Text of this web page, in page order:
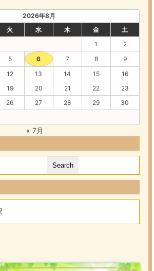
2026年8月
火 水 木 金
土
1
2
5 6 7 8
9
12 13 14 15
16
19 20 21 22
23
26 27 28 29
30
« 7月